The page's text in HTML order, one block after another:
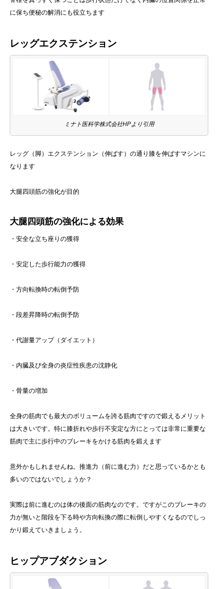
に保ち便秘の解消にも役立ちます
レッグエクステンション
ミナト医科学株式会社HPより引用
レッグ（脚）エクステンション（伸ばす）の通り膝を伸ばすマシンに
なります
大腿四頭筋の強化が目的
大腿四頭筋の強化による効果
・安全な立ち座りの獲得
・安定した歩行能力の獲得
・方向転換時の転倒予防
・段差昇降時の転倒予防
・代謝量アップ（ダイエット）
・内臓及び全身の炎症性疾患の沈静化
・骨量の増加
全身の筋肉でも最大のボリュームを誇る筋肉ですので鍛えるメリット
は大きいです。特に膝折れや歩行不安定な方にとっては非常に重要な
筋肉で主に歩行中のブレーキをかける筋肉を鍛えます
意外かもしれませんね。推進力（前に進む力）だと思っているかとも
多いのではないでしょうか？
実際は前に進むのは体の後面の筋肉なのです。ですがこのブレーキの
力が無いと階段を下る時や方向転換の際に転倒しやすくなるのでしっ
かり鍛えていきましょう。
ヒップアブダクション